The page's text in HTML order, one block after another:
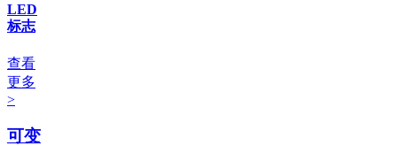
LED
标志
查看
更多
>
可变